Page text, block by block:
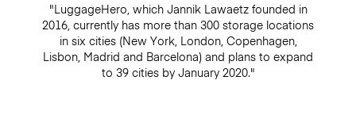
"LuggageHero, which Jannik Lawaetz founded in
2016, currently has more than 300 storage locations
in six cities (New York, London, Copenhagen,
Lisbon, Madrid and Barcelona) and plans to expand
to 39 cities by January 2020."